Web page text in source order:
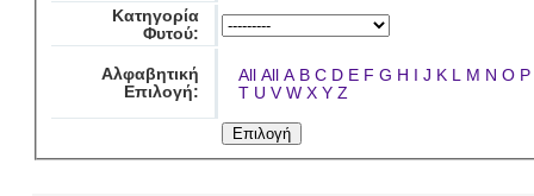
Κατηγορία
Φυτού:
Αλφαβητική
Επιλογή:
All All A B C D E F G H I J K L M N O P
T U V W X Y Z